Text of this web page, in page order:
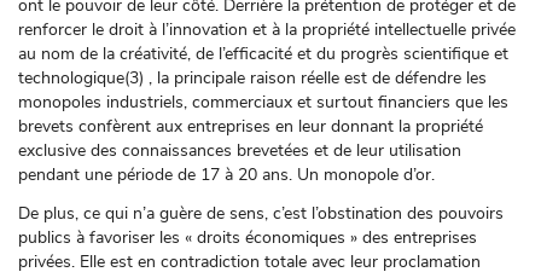
ont le pouvoir de leur côté. Derrière la prétention de protéger et de
renforcer le droit à l’innovation et à la propriété intellectuelle privée
au nom de la créativité, de l’efficacité et du progrès scientifique et
technologique(3) , la principale raison réelle est de défendre les
monopoles industriels, commerciaux et surtout financiers que les
brevets confèrent aux entreprises en leur donnant la propriété
exclusive des connaissances brevetées et de leur utilisation
pendant une période de 17 à 20 ans. Un monopole d’or.
De plus, ce qui n’a guère de sens, c’est l’obstination des pouvoirs
publics à favoriser les « droits économiques » des entreprises
privées. Elle est en contradiction totale avec leur proclamation